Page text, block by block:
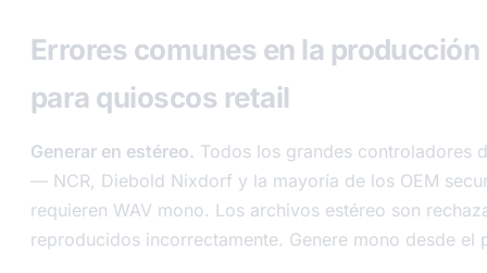
Errores comunes en la producción
para quioscos retail
Generar en estéreo. Todos los grandes controladores
— NCR, Diebold Nixdorf y la mayoría de los OEM
requieren WAV mono. Los archivos estéreo son
reproducidos incorrectamente. Genere mono desde el